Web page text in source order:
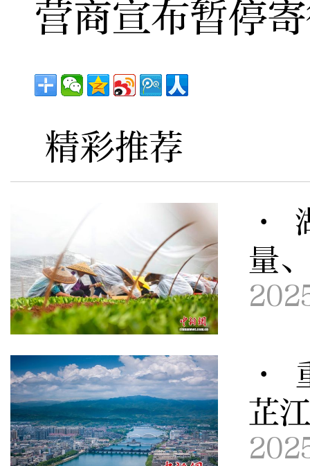
营商宣布暂停
精彩推荐
·
量
·
芷